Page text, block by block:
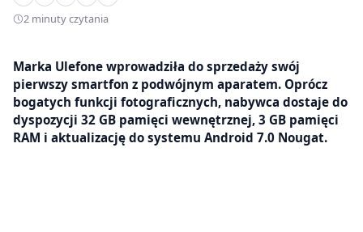
2 minuty czytania
Marka Ulefone wprowadziła do sprzedaży swój
pierwszy smartfon z podwójnym aparatem. Oprócz
bogatych funkcji fotograficznych, nabywca dostaje do
dyspozycji 32 GB pamięci wewnętrznej, 3 GB pamięci
RAM i aktualizację do systemu Android 7.0 Nougat.